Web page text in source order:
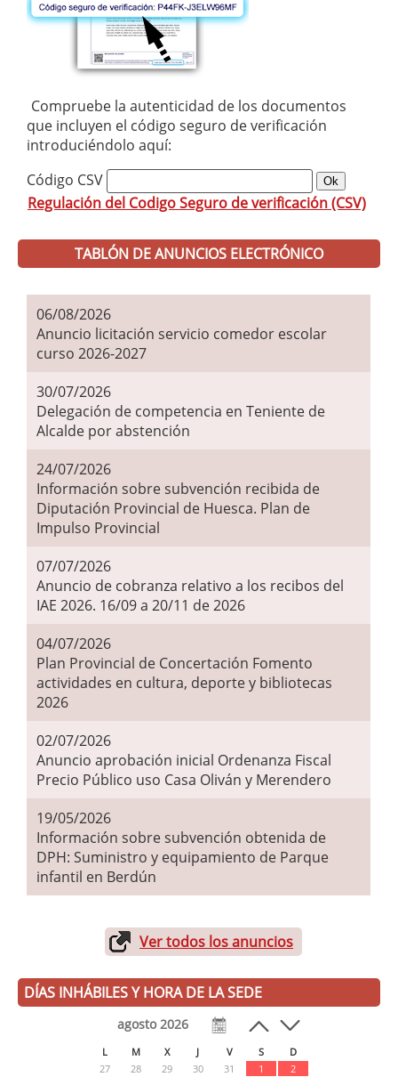
Compruebe la autenticidad de los documentos
que incluyen el código seguro de verificación
introduciéndolo aquí:
Código CSV
Regulación del Codigo Seguro de verificación (CSV)
TABLÓN DE ANUNCIOS ELECTRÓNICO
06/08/2026
Anuncio licitación servicio comedor escolar
curso 2026-2027
30/07/2026
Delegación de competencia en Teniente de
Alcalde por abstención
24/07/2026
Información sobre subvención recibida de
Diputación Provincial de Huesca. Plan de
Impulso Provincial
07/07/2026
Anuncio de cobranza relativo a los recibos del
IAE 2026. 16/09 a 20/11 de 2026
04/07/2026
Plan Provincial de Concertación Fomento
actividades en cultura, deporte y bibliotecas
2026
02/07/2026
Anuncio aprobación inicial Ordenanza Fiscal
Precio Público uso Casa Oliván y Merendero
19/05/2026
Información sobre subvención obtenida de
DPH: Suministro y equipamiento de Parque
infantil en Berdún
Ver todos los anuncios
DÍAS INHÁBILES Y HORA DE LA SEDE
agosto 2026
L M X J V S
D
27
28 29 30 31 1
2